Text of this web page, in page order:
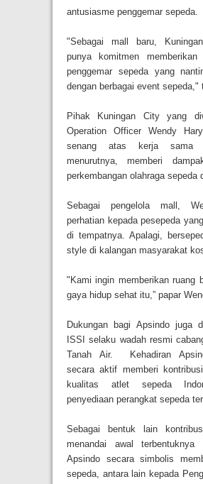
antusiasme penggemar sepeda.
"Sebagai mall baru,
punya komitmen memberikan
penggemar sepeda yang
dengan berbagai event sepeda,"
Pihak Kuningan City yang
Operation Officer Wendy
senang atas kerja sama
menurutnya, memberi
perkembangan olahraga sepeda
Sebagai pengelola mall,
perhatian kepada pesepeda
di tempatnya. Apalagi,
style di kalangan masyarakat
"Kami ingin memberikan ruang
gaya hidup sehat itu,” papar
Dukungan bagi Apsindo juga
ISSI selaku wadah resmi
Tanah Air. Kehadiran
secara aktif memberi
kualitas atlet sepeda
penyediaan perangkat sepeda
Sebagai bentuk lain
menandai awal terbentuknya
Apsindo secara simbolis
sepeda, antara lain kepada